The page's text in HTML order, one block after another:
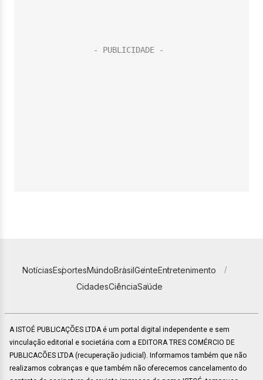
NotíciasEsportesMundoBrasilGenteEntretenimento
CidadesCiênciaSaúde
A ISTOÉ PUBLICAÇÕES LTDA é um portal digital independente e sem
vinculação editorial e societária com a EDITORA TRES COMÉRCIO DE
PUBLICACÕES LTDA (recuperação judicial). Informamos também que não
realizamos cobranças e que também não oferecemos cancelamento do